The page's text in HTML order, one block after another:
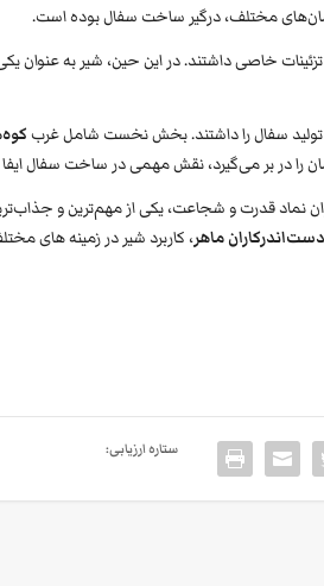
مختلف، درگیر ساخت سفال بوده است.
خاصی داشتند. در این حین، شیر به عنوان
تولید سفال را داشتند. بخش نخست شامل غرب
را در بر می‌گیرد، نقش مهمی در ساخت سفال
نماد قدرت و شجاعت، یکی از مهم‌ترین و
ماهر، کاربرد شیر در زمینه های
ستاره ارزیابی: